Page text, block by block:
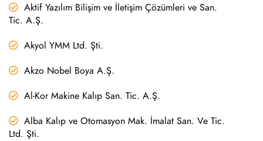
Aktif Yazılım Bilişim ve İletişim Çözümleri ve San.
Tic. A.Ş.
Akyol YMM Ltd. Şti.
Akzo Nobel Boya A.Ş.
Al-Kor Makine Kalıp San. Tic. A.Ş.
Alba Kalıp ve Otomasyon Mak. İmalat San. Ve Tic.
Ltd. Şti.